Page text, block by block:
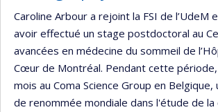
Caroline Arbour a rejoint la FSI de l’UdeM
avoir effectué un stage postdoctoral au
avancées en médecine du sommeil de
Cœur de Montréal. Pendant cette
mois au Coma Science Group en
de renommée mondiale dans l'étude de la